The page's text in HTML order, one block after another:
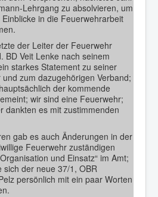
Lehrgang zu absolvieren, um
in die Feuerwehrarbeit
der Leiter der Feuerwehr
BD Veit Lenke nach seinem
starkes Statement zu seiner
und zum dazugehörigen Verband;
der kommende
wir sind eine Feuerwehr;
dankten es mit zustimmenden
gab es auch Änderungen in der
Feuerwehr zuständigen
und Einsatz“ im Amt;
sich der neue 37/1, OBR
persönlich mit ein paar Worten